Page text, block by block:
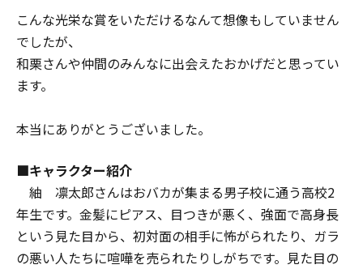
こんな光栄な賞をいただけるなんて想像もしていません
でしたが、
和栗さんや仲間のみんなに出会えたおかげだと思ってい
ます。
本当にありがとうございました。
■キャラクター紹介
紬 凛太郎さんはおバカが集まる男子校に通う高校2
年生です。金髪にピアス、目つきが悪く、強面で高身長
という見た目から、初対面の相手に怖がられたり、ガラ
の悪い人たちに喧嘩を売られたりしがちです。見た目の